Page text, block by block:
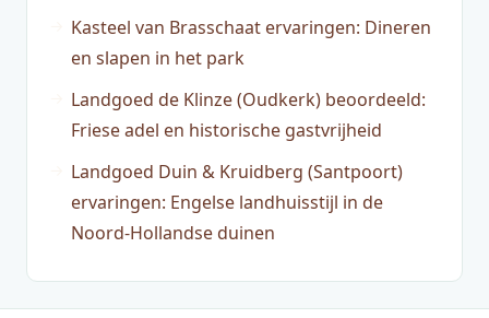
Kasteel van Brasschaat ervaringen: Dineren
en slapen in het park
Landgoed de Klinze (Oudkerk) beoordeeld:
Friese adel en historische gastvrijheid
Landgoed Duin & Kruidberg (Santpoort)
ervaringen: Engelse landhuisstijl in de
Noord-Hollandse duinen